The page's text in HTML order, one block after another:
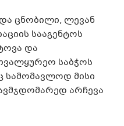
ცნობილი, ლევან
სააგენტოს
და
საბჭოს
სამომავლოდ მისი
არჩევა